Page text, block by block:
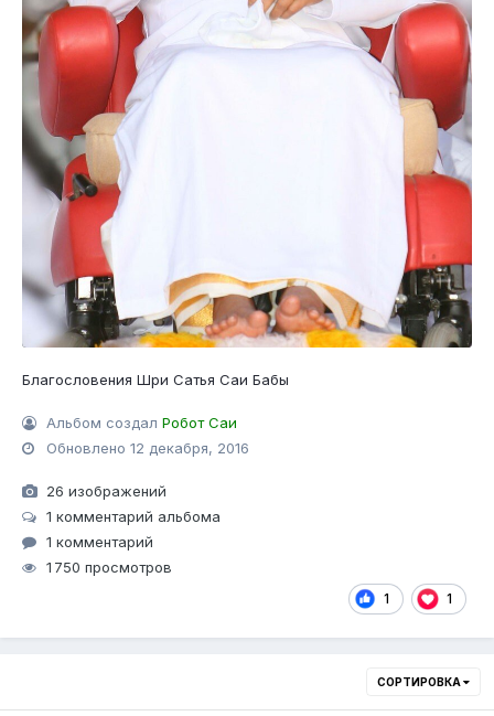
Благословения Шри Сатья Саи Бабы
Альбом создалРобот Саи
Обновлено12 декабря, 2016
26 изображений
1 комментарий альбома
1 комментарий
1 750 просмотров
1 1
СОРТИРОВКА